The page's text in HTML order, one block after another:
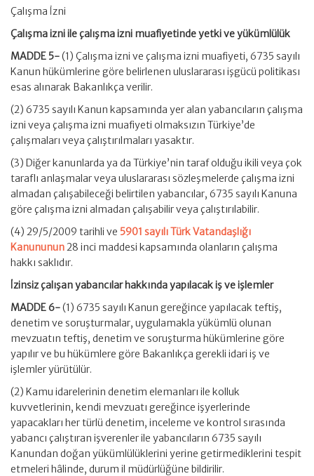
Çalışma İzni
Çalışma izni ile çalışma izni muafiyetinde yetki ve yükümlülük
MADDE 5-(1) Çalışma izni ve çalışma izni muafiyeti, 6735 sayılı
Kanun hükümlerine göre belirlenen uluslararası işgücü politikası
esas alınarak Bakanlıkça verilir.
(2) 6735 sayılı Kanun kapsamında yer alan yabancıların çalışma
izni veya çalışma izni muafiyeti olmaksızın Türkiye’de
çalışmaları veya çalıştırılmaları yasaktır.
(3) Diğer kanunlarda ya da Türkiye’nin taraf olduğu ikili veya çok
taraflı anlaşmalar veya uluslararası sözleşmelerde çalışma izni
almadan çalışabileceği belirtilen yabancılar, 6735 sayılı Kanuna
göre çalışma izni almadan çalışabilir veya çalıştırılabilir.
(4) 29/5/2009 tarihli ve 5901 sayılı Türk Vatandaşlığı
Kanununun28 inci maddesi kapsamında olanların çalışma
hakkı saklıdır.
İzinsiz çalışan yabancılar hakkında yapılacak iş ve işlemler
MADDE 6-(1) 6735 sayılı Kanun gereğince yapılacak teftiş,
denetim ve soruşturmalar, uygulamakla yükümlü olunan
mevzuatın teftiş, denetim ve soruşturma hükümlerine göre
yapılır ve bu hükümlere göre Bakanlıkça gerekli idari iş ve
işlemler yürütülür.
(2) Kamu idarelerinin denetim elemanları ile kolluk
kuvvetlerinin, kendi mevzuatı gereğince işyerlerinde
yapacakları her türlü denetim, inceleme ve kontrol sırasında
yabancı çalıştıran işverenler ile yabancıların 6735 sayılı
Kanundan doğan yükümlülüklerini yerine getirmediklerini tespit
etmeleri hâlinde, durum il müdürlüğüne bildirilir.